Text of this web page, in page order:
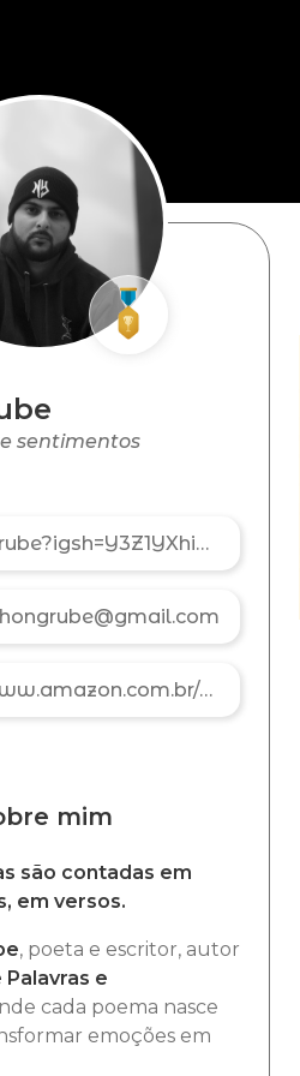
sentimentos
@jhon_grube?igsh=Y3Z1YXhiMjJ4MG02
https://www.amazon.com.br/dp/B0GFF3TG18?binding=kindle_edition&ref=dbs_dp_sirpi
mim
são contadas em
em versos.
, poeta e escritor, autor
Palavras e
cada poema nasce
emoções em